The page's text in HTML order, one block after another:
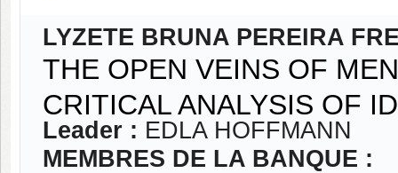
LYZETE BRUNA PEREIRA
THE OPEN VEINS OF
CRITICAL ANALYSIS OF
Leader : EDLA HOFFMANN
MEMBRES DE LA BANQUE :